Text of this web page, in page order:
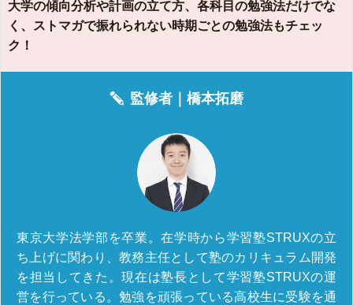
大学の傾向分析や計画の立て方、各科目の勉強法だけでな
く、ストマガで振れられない時期ごとの勉強法もチェッ
ク！
監修者｜橋本拓磨
東京大学法学部を卒業。在学時から学習塾STRUXの立
ち上げに関わり、教務主任として塾のカリキュラム開発
を担当してきた。現在は塾長として学習塾STRUXの運
営を行っている。勉強を頑張っている高校生に受験を通